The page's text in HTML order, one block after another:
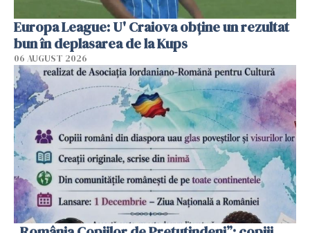
Europa League: U' Craiova obține un rezultat
bun în deplasarea de la Kups
06 AUGUST 2026